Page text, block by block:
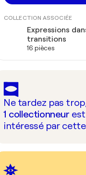
COLLECTION ASSOCIÉE
Expressions
transitions
16 pièces
Ne tardez pas
1 collectionneur
intéressé par